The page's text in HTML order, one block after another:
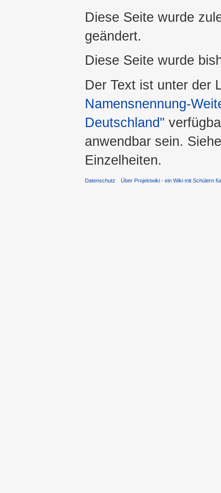
Diese Seite wurde
geändert.
Diese Seite wurde
Der Text ist unter der
Namensnennung-
Deutschland"
anwendbar sein.
Einzelheiten.
Datenschutz Über Projektwiki - ein Wiki mit Schülern